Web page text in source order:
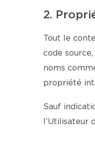
2.
Tout le
code
noms
propriété
Sauf
l’Utilisateur